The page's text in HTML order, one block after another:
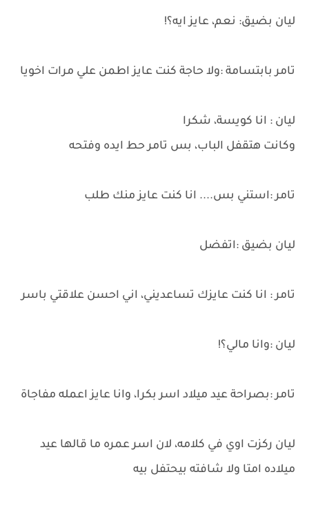
ليان بضيق: نعم، عايز ايه؟!
تامر بابتسامة :ولا حاجة كنت عايز اطمن علي مرات اخويا
ليان : انا كويسة، شكرا
وكانت هتقفل الباب، بس تامر حط ايده وفتحه
تامر :استني بس.... انا كنت عايز منك طلب
ليان بضيق :اتفضل
تامر : انا كنت عايزك تساعديني، اني احسن علاقتي باسر
ليان :وانا مالي؟!
تامر :بصراحة عيد ميلاد اسر بكرا، وانا عايز اعمله مفاجاة
ليان ركزت اوي في كلامه، لان اسر عمره ما قالها عيد
ميلاده امتا ولا شافته بيحتفل بيه